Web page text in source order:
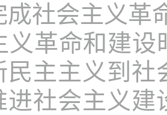
成社会主义革
义革命和建
民主主义到
进社会主义